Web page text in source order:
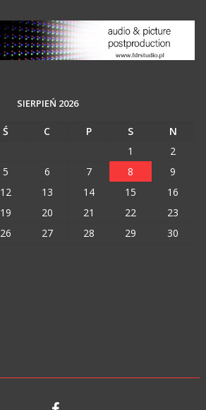
SIERPIEŃ 2026
Ś C P S
N
1
2
5 6 7 8
9
12 13 14 15
16
19 20 21 22
23
26 27 28 29
30